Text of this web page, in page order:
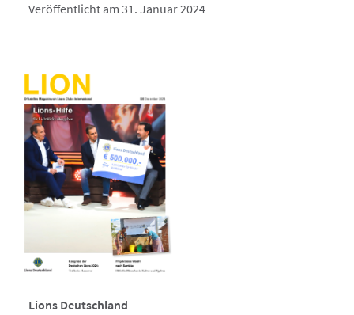
Veröffentlicht am 31. Januar 2024
Lions Deutschland